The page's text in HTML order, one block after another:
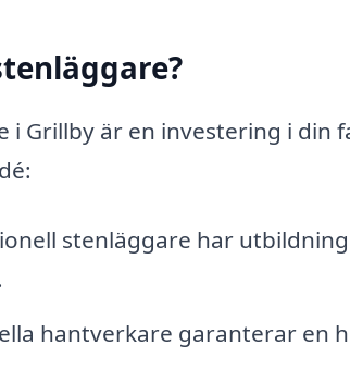
i Grillby är en investering i din
stenläggare har
hantverkare garanterar en